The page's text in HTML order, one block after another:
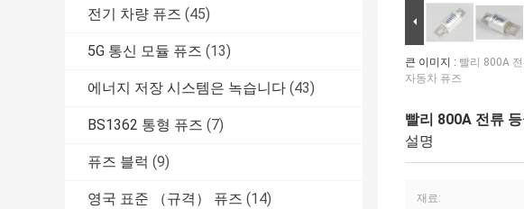
전기 차량 퓨즈 (45)
5G 통신 모듈 퓨즈 (13)
에너지 저장 시스템은 녹습니다 (43)
BS1362 통형 퓨즈 (7)
퓨즈 블럭 (9)
영국 표준 （규격） 퓨즈 (14)
큰 이미지 : 빨리 800A
자동차 퓨즈
빨리 800A 전류
설명
재료: